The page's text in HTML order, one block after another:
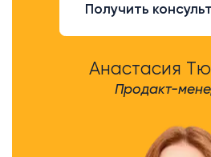
Получить
Анастасия
Продакт-